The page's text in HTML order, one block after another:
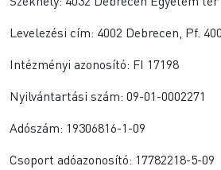
Levelezési cím: 4002 Debrecen, Pf. 400
Intézményi azonosító: FI 17198
Nyilvántartási szám: 09-01-0002271
Adószám: 19306816-1-09
Csoport adóazonosító: 17782218-5-09